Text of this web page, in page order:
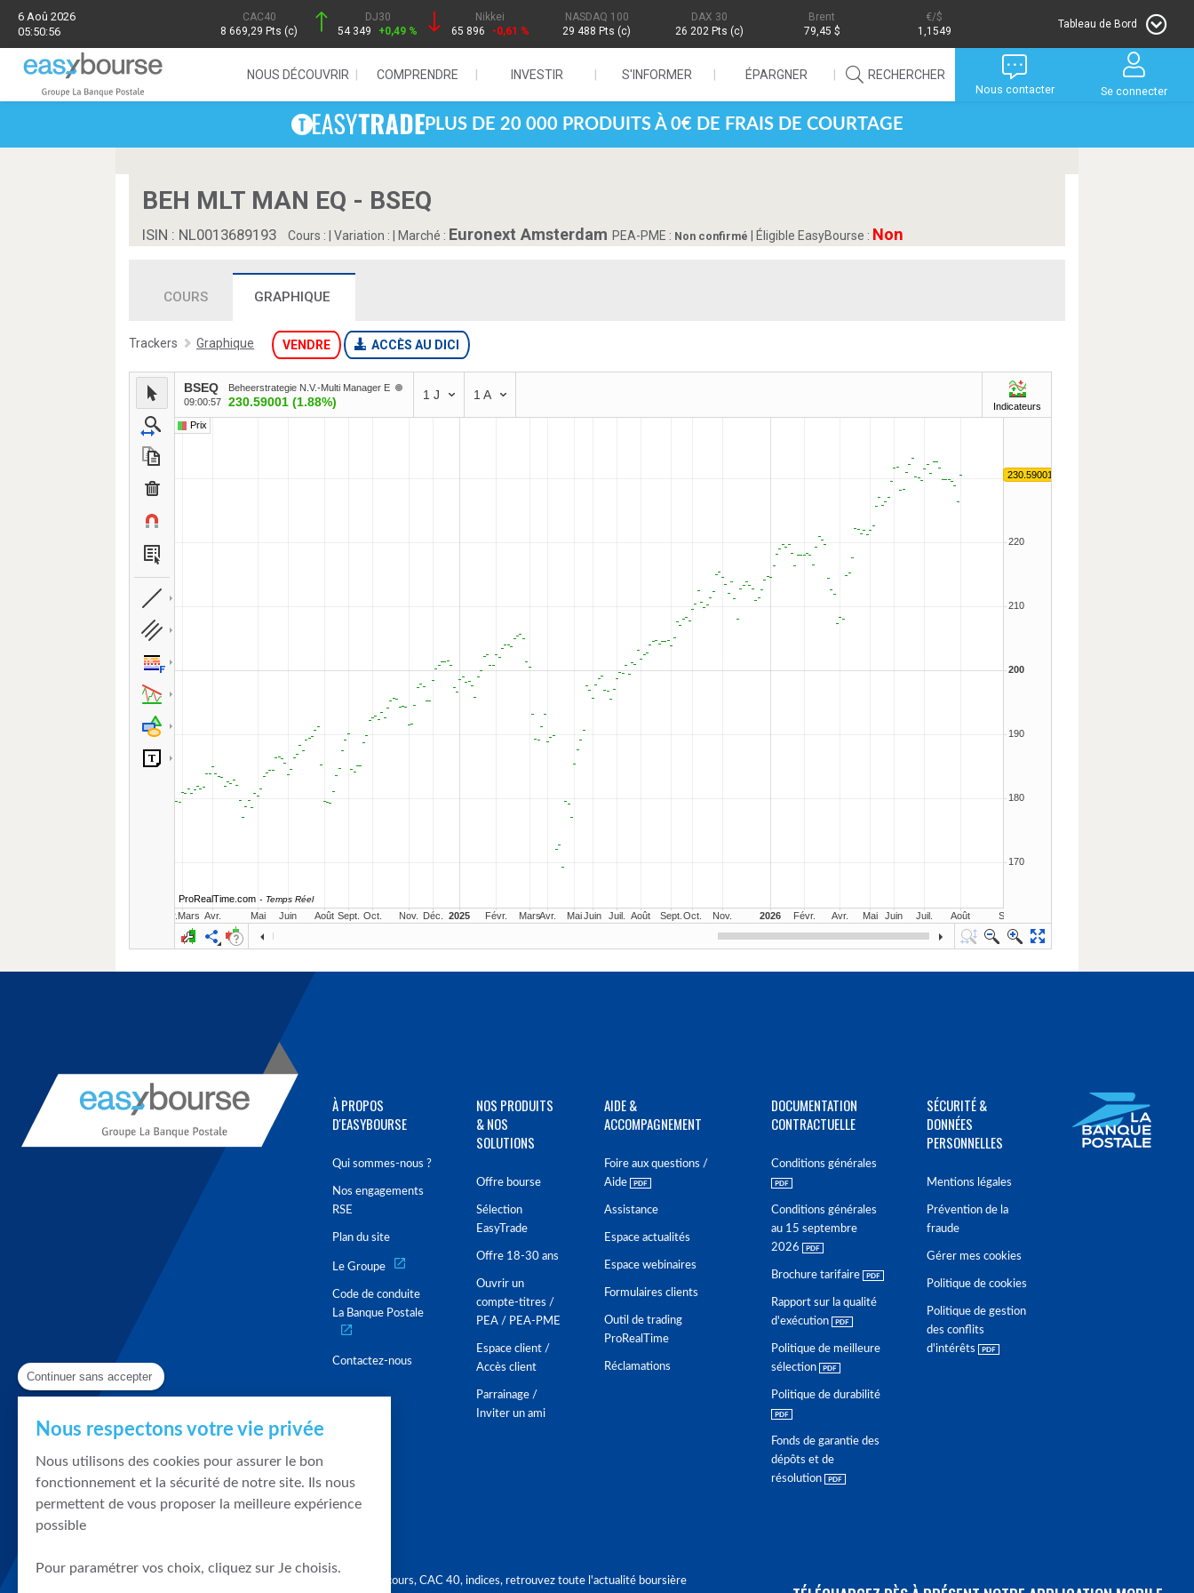
6 Aoû 2026
05:50:56
CAC40
8 669,29 Pts (c)
DJ30
54 349
+0,49 %
Nikkei
65 896
-0,61 %
NASDAQ 100
29 488 Pts (c)
DAX 30
26 202 Pts (c)
Brent
79,45 $
/$
1,1549
Tableau de Bord
NOUS DÉCOUVRIR COMPRENDRE INVESTIR S'INFORMER ÉPARGNER RECHERCHER
Nous contacter Se connecter
PLUS DE 20 000 PRODUITS À 0€ DE FRAIS DE COURTAGE
BEH MLT MAN EQ - BSEQ
ISIN : NL0013689193 Cours : Variation : Marché : Euronext Amsterdam PEA-PME : Non confirmé | Éligible EasyBourse : Non
COURS GRAPHIQUE
Trackers Graphique VENDRE ACCÈS AU DICI
À PROPOS
D'EASYBOURSE
Qui sommes-nous ?
Nos engagements
RSE
Plan du site
Le Groupe
Code de conduite
La Banque Postale
Contactez-nous
NOS PRODUITS
& NOS
SOLUTIONS
Offre bourse
Sélection
EasyTrade
Offre 18-30 ans
Ouvrir un
compte-titres /
PEA / PEA-PME
Espace client /
Accès client
Parrainage /
Inviter un ami
AIDE &
ACCOMPAGNEMENT
Foire aux questions /
Aide
Assistance
Espace actualités
Espace webinaires
Formulaires clients
Outil de trading
ProRealTime
Réclamations
DOCUMENTATION
CONTRACTUELLE
Conditions générales
Conditions générales
au 15 septembre
2026
Brochure tarifaire
Rapport sur la qualité
d'exécution
Politique de meilleure
sélection
Politique de durabilité
Fonds de garantie des
dépôts et de
résolution
SÉCURITÉ &
DONNÉES
PERSONNELLES
Mentions légales
Prévention de la
fraude
Gérer mes cookies
Politique de cookies
Politique de gestion
des conflits
d'intérêts
Graphique, cours, CAC 40, indices, retrouvez toute l'actualité boursière
Continuer sans accepter
Nous respectons votre vie privée
Nous utilisons des cookies pour assurer le bon
fonctionnement et la sécurité de notre site. Ils nous
permettent de vous proposer la meilleure expérience
possible
Pour paramétrer vos choix, cliquez sur Je choisis.